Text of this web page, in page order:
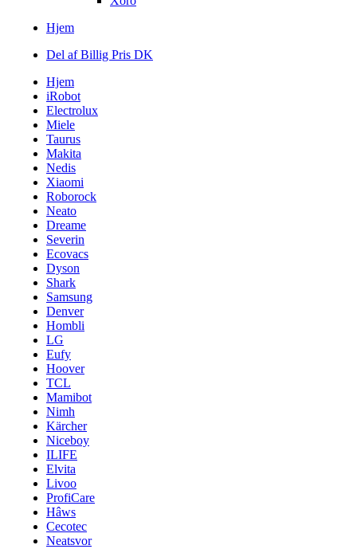
Hjem
Del af Billig Pris DK
Hjem
iRobot
Electrolux
Miele
Taurus
Makita
Nedis
Xiaomi
Roborock
Neato
Dreame
Severin
Ecovacs
Dyson
Shark
Samsung
Denver
Hombli
LG
Eufy
Hoover
TCL
Mamibot
Nimh
Kärcher
Niceboy
ILIFE
Elvita
Livoo
ProfiCare
Hâws
Cecotec
Neatsvor